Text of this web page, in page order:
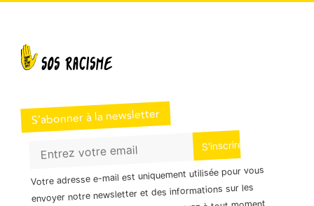
S’abonner à la newsletter
Votre adresse e-mail est uniquement utilisée pour vous
envoyer notre newsletter et des informations sur les